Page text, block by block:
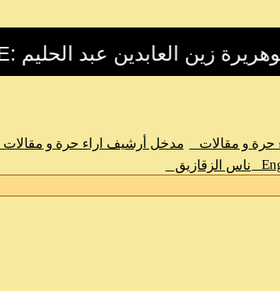
حرة و مقالات
مدخل أرشيف اراء حرة و مقالات
ناس الزقازيق